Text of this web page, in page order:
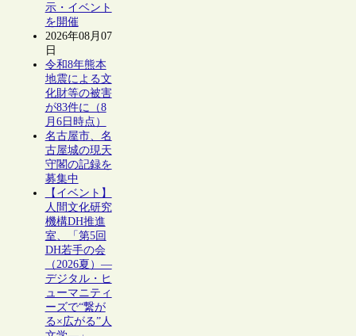
示・イベント
を開催
2026年08月07
日
令和8年熊本
地震による文
化財等の被害
が83件に（8
月6日時点）
名古屋市、名
古屋城の現天
守閣の記録を
募集中
【イベント】
人間文化研究
機構DH推進
室、「第5回
DH若手の会
（2026夏）―
デジタル・ヒ
ューマニティ
ーズで“繋が
る×広がる”人